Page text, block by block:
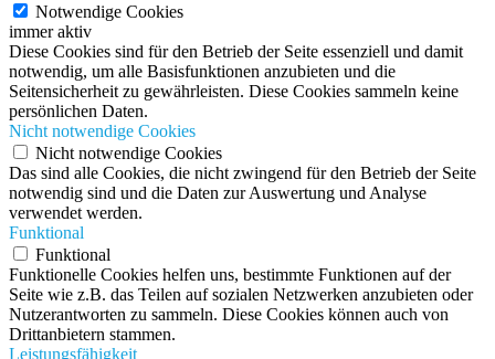
Notwendige Cookies
immer aktiv
Diese Cookies sind für den Betrieb der Seite essenziell und damit
notwendig, um alle Basisfunktionen anzubieten und die
Seitensicherheit zu gewährleisten. Diese Cookies sammeln keine
persönlichen Daten.
Nicht notwendige Cookies
Nicht notwendige Cookies
Das sind alle Cookies, die nicht zwingend für den Betrieb der Seite
notwendig sind und die Daten zur Auswertung und Analyse
verwendet werden.
Funktional
Funktional
Funktionelle Cookies helfen uns, bestimmte Funktionen auf der
Seite wie z.B. das Teilen auf sozialen Netzwerken anzubieten oder
Nutzerantworten zu sammeln. Diese Cookies können auch von
Drittanbietern stammen.
Leistungsfähigkeit